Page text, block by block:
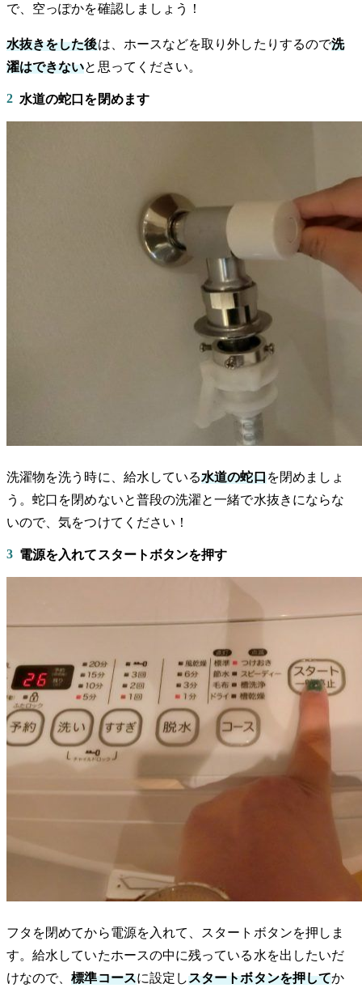
で、空っぽかを確認しましょう！
水抜きをした後は、ホースなどを取り外したりするので洗
濯はできないと思ってください。
2 水道の蛇口を閉めます
洗濯物を洗う時に、給水している水道の蛇口を閉めましょ
う。蛇口を閉めないと普段の洗濯と一緒で水抜きにならな
いので、気をつけてください！
3 電源を入れてスタートボタンを押す
フタを閉めてから電源を入れて、スタートボタンを押しま
す。給水していたホースの中に残っている水を出したいだ
けなので、標準コースに設定しスタートボタンを押してか